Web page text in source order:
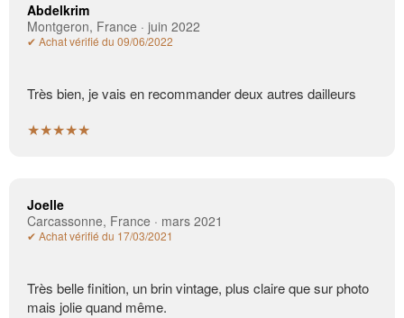
Abdelkrim
Montgeron, France · juin 2022
✔ Achat vérifié du 09/06/2022
Très bien, je vais en recommander deux autres dailleurs
★★★★★
Joelle
Carcassonne, France · mars 2021
✔ Achat vérifié du 17/03/2021
Très belle finition, un brin vintage, plus claire que sur photo
mais jolie quand même.